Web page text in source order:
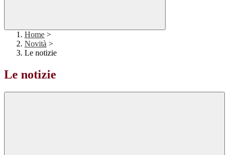
Home >
Novità >
Le notizie
Le notizie